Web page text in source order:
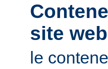
site web
le